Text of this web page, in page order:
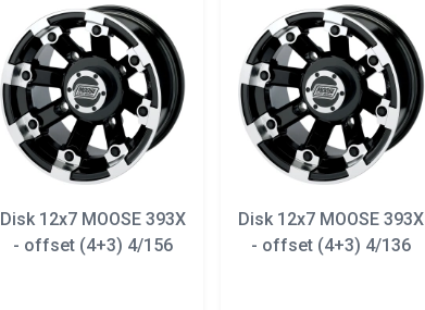
Disk 12x7 MOOSE 393X
- offset (4+3) 4/156
Disk 12x7 MOOSE 393X
- offset (4+3) 4/136